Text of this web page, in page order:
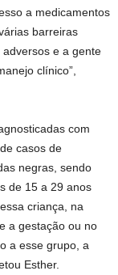
a medicamentos
barreiras
e a gente
clínico”,
com
casos de
negras, sendo
de 15 a 29 anos
criança, na
a gestação ou no
a esse grupo, a
Esther.